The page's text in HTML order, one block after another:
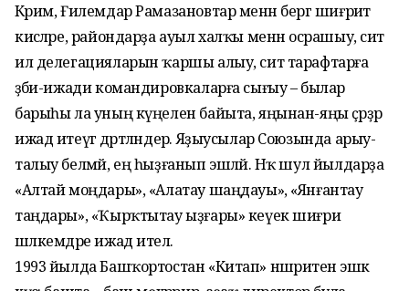
Кәрим, Ғилемдар Рамазановтар менән бергә шиғриәт
кисәләре, райондарҙа ауыл халҡы менән осрашыу, сит
ил делегацияларын ҡаршы алыу, сит тарафтарға
әҙәби-ижади командировкаларға сығыу – былар
барыһы ла уның күңелен байыта, яңынан-яңы әҫәрҙәр
ижад итеүгә дәртләндерә. Яҙыу­сылар Союзында арыу-
талыу белмәй, ең һыҙғанып эшләй. Нәҡ шул йылдарҙа
«Алтай моңдары», «Алатау шаңдауы», «Янғантау
таңдары», «Ҡырҡтытау ыҙғары» кеүек шиғри
шәлкемдәре ижад ителә.
1993 йылда Башҡортостан «Китап» нәшриәтенә эшкә